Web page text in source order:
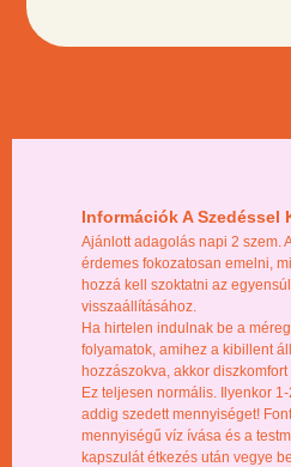
Információk A Szedéssel
Ajánlott adagolás napi 2 szem.
érdemes fokozatosan emelni,
hozzá kell szoktatni az
visszaállításához.
Ha hirtelen indulnak be a
folyamatok, amihez a kibillent
hozzászokva, akkor diszkomfort
Ez teljesen normális. Ilyenkor
addig szedett mennyiséget!
mennyiségű víz ívása és a
kapszulát étkezés után vegye